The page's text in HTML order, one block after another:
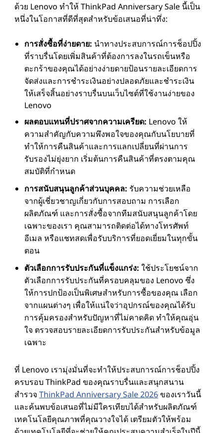
ด้วย Lenovo ทําให้ ThinkPad Anniversary Sale นี้เป็น
หนึ่งในโอกาสที่ดีที่สุดสําหรับข้อเสนอที่น่าทึ่ง:
การสั่งซื้อที่ง่ายดาย: นําทางประสบการณ์การช็อปปิ้ง
ที่ราบรื่นโดยเพิ่มสินค้าที่ต้องการลงในรถเข็นหรือ
ตะกร้าของคุณได้อย่างง่ายดายป้อนรายละเอียดการ
จัดส่งและการชําระเงินอย่างปลอดภัยและชําระเงิน
ให้เสร็จสิ้นอย่างราบรื่นบนเว็บไซต์ที่ใช้งานง่ายของ
Lenovo
ผลตอบแทนที่ปราศจากความเครียด: Lenovo ให้
ความสําคัญกับความพึงพอใจของคุณกับนโยบายที่
ทําให้การคืนสินค้าและการแลกเปลี่ยนที่ผ่านการ
รับรองไม่ยุ่งยาก เริ่มต้นการคืนสินค้าที่ตรงตามคุณ
สมบัติที่กําหนด
การสนับสนุนลูกค้าส่วนบุคคล: รับความช่วยเหลือ
จากผู้เชี่ยวชาญเกี่ยวกับการสอบถาม การเลือก
ผลิตภัณฑ์ และการสั่งซื้อจากทีมสนับสนุนลูกค้าโดย
เฉพาะของเรา คุณสามารถติดต่อได้ทางโทรศัพท์
อีเมล หรือแชทสดเพื่อรับบริการที่ยอดเยี่ยมในทุกขั้น
ตอน
ตัวเลือกการรับประกันที่แข็งแกร่ง: ใช้ประโยชน์จาก
ตัวเลือกการรับประกันที่ครอบคลุมของ Lenovo ซึ่ง
ให้การปกป้องเป็นพิเศษสําหรับการซื้อของคุณ เลือก
จากแผนต่างๆ เพื่อให้แน่ใจว่าอุปกรณ์ของคุณได้รับ
การคุ้มครองสําหรับปัญหาที่ไม่คาดคิด ทําให้คุณอุ่น
ใจ ตรวจสอบรายละเอียดการรับประกันสําหรับข้อมูล
เฉพาะ
ที่ Lenovo เรามุ่งมั่นที่จะทําให้ประสบการณ์การช็อปปิ้ง
ครบรอบ ThinkPad ของคุณราบรื่นและสนุกสนาน
สํารวจ ThinkPad Anniversary Sale 2026ของเราวันนี้
และค้นพบข้อเสนอที่ไม่มีใครเทียบได้สําหรับผลิตภัณฑ์
เทคโนโลยีคุณภาพที่คุณวางใจได้ เตรียมตัวให้พร้อม